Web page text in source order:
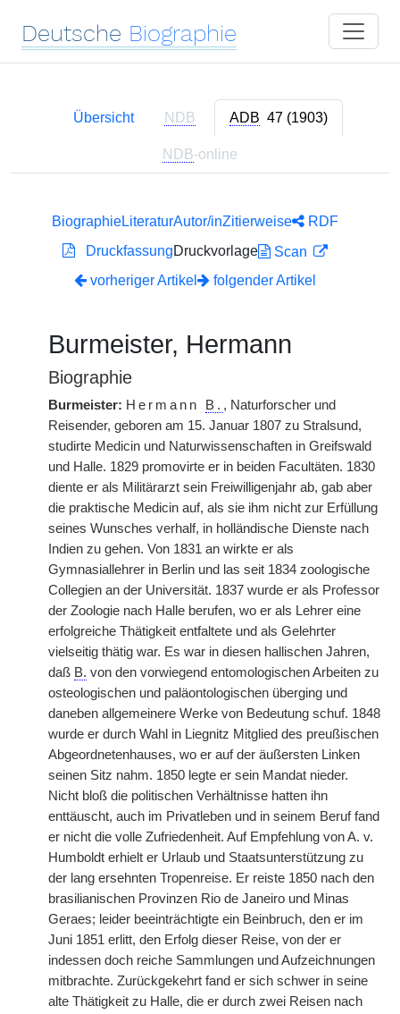
Deutsche Biographie
Übersicht NDB ADB 47 (1903)
NDB-online
BiographieLiteraturAutor/inZitierweise
RDF
DruckfassungDruckvorlage
Scan
vorheriger Artikel
folgender Artikel
Burmeister, Hermann
Biographie
Burmeister: Hermann B. , Naturforscher und
Reisender, geboren am 15. Januar 1807 zu Stralsund,
studirte Medicin und Naturwissenschaften in Greifswald
und Halle. 1829 promovirte er in beiden Facultäten. 1830
diente er als Militärarzt sein Freiwilligenjahr ab, gab aber
die praktische Medicin auf, als sie ihm nicht zur Erfüllung
seines Wunsches verhalf, in holländische Dienste nach
Indien zu gehen. Von 1831 an wirkte er als
Gymnasiallehrer in Berlin und las seit 1834 zoologische
Collegien an der Universität. 1837 wurde er als Professor
der Zoologie nach Halle berufen, wo er als Lehrer eine
erfolgreiche Thätigkeit entfaltete und als Gelehrter
vielseitig thätig war. Es war in diesen hallischen Jahren,
daß B. von den vorwiegend entomologischen Arbeiten zu
osteologischen und paläontologischen überging und
daneben allgemeinere Werke von Bedeutung schuf. 1848
wurde er durch Wahl in Liegnitz Mitglied des preußischen
Abgeordnetenhauses, wo er auf der äußersten Linken
seinen Sitz nahm. 1850 legte er sein Mandat nieder.
Nicht bloß die politischen Verhältnisse hatten ihn
enttäuscht, auch im Privatleben und in seinem Beruf fand
er nicht die volle Zufriedenheit. Auf Empfehlung von A. v.
Humboldt erhielt er Urlaub und Staatsunterstützung zu
der lang ersehnten Tropenreise. Er reiste 1850 nach den
brasilianischen Provinzen Rio de Janeiro und Minas
Geraes; leider beeinträchtigte ein Beinbruch, den er im
Juni 1851 erlitt, den Erfolg dieser Reise, von der er
indessen doch reiche Sammlungen und Aufzeichnungen
mitbrachte. Zurückgekehrt fand er sich schwer in seine
alte Thätigkeit zu Halle, die er durch zwei Reisen nach